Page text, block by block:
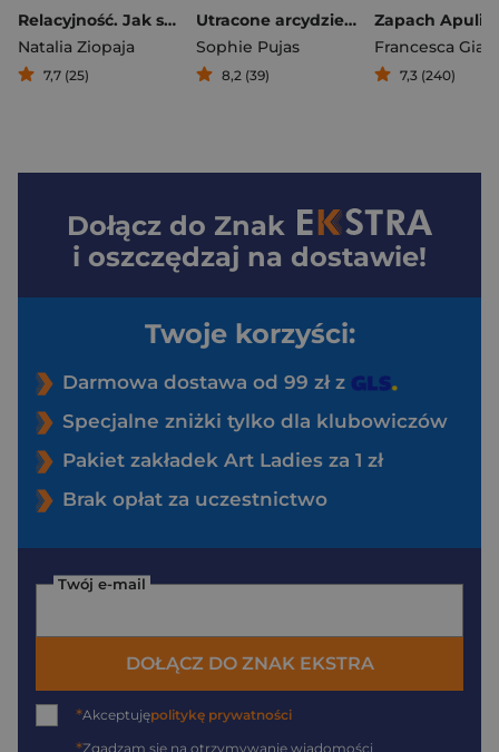
Relacyjność. Jak sprawić, by więzi z tym, co w nas i wokół nas, wspierały szczęśliwe życie
Natalia Ziopaja
7,7 (25)
Utracone arcydzieła. Historie dzieł sztuki, których już nie zobaczysz
Sophie Pujas
8,2 (39) 7,3 (240)
Dołącz do Znak
i oszczędzaj na dostawie!
Twoje korzyści:
Darmowa dostawa od 99 zł z
Specjalne zniżki tylko dla klubowiczów
Pakiet zakładek Art Ladies za 1 zł
Brak opłat za uczestnictwo
Twój e-mail
DOŁĄCZ DO ZNAK EKSTRA
*Akceptujępolitykę prywatności
Zgadzam się na otrzymywanie wiadomości